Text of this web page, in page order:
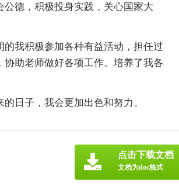
公德，积极投身实践，关心国家大
的我积极参加各种有益活动，担任过
协助老师做好各项工作。培养了我各
的日子，我会更加出色和努力。
点击下载文档
文档为doc格式